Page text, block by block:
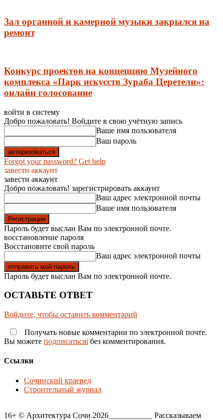
Зал органной и камерной музыки закрылся на
ремонт
Конкурс проектов на концепцию Музейного
комплекса «Парк искусств Зураба Церетели»:
онлайн голосование
войти в систему
Добро пожаловать! Войдите в свою учётную запись
Ваше имя пользователя
Ваш пароль
Forgot your password? Get help
завести аккаунт
завести аккаунт
Добро пожаловать! зарегистрировать аккаунт
Ваш адрес электронной почты
Ваше имя пользователя
Пароль будет выслан Вам по электронной почте.
восстановление пароля
Восстановите свой пароль
Ваш адрес электронной почты
Пароль будет выслан Вам по электронной почте.
ОСТАВЬТЕ ОТВЕТ
Войдите, чтобы оставить комментарий
Получать новые комментарии по электронной почте.
Вы можете подписатьсяi без комментирования.
Ссылки
Сочинский краевед
Строительный журнал
16+ © Архитектура Сочи 2026___________ Рассказываем